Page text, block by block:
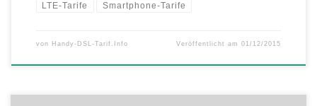
LTE-Tarife Smartphone-Tarife
von Handy-DSL-Tarif.Info Veröffentlicht am01/12/2015